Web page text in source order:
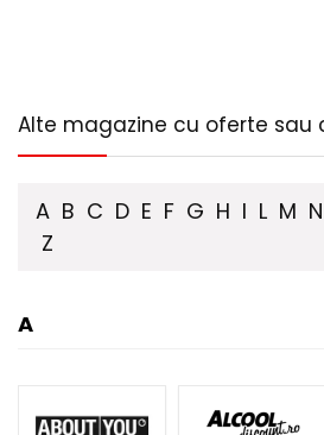
Alte magazine cu oferte sau
A B C D E F G H I L M N
Z
A